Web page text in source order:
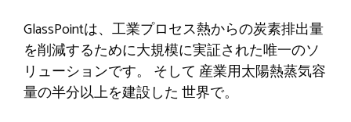
GlassPointは、工業プロセス熱からの炭素排出量
を削減するために大規模に実証された唯一のソ
リューションです。 そして 産業用太陽熱蒸気容
量の半分以上を建設した世界で。